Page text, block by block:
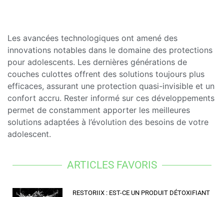
Les avancées technologiques ont amené des
innovations notables dans le domaine des protections
pour adolescents. Les dernières générations de
couches culottes offrent des solutions toujours plus
efficaces, assurant une protection quasi-invisible et un
confort accru. Rester informé sur ces développements
permet de constamment apporter les meilleures
solutions adaptées à l’évolution des besoins de votre
adolescent.
ARTICLES FAVORIS
RESTORIIX : EST-CE UN PRODUIT DÉTOXIFIANT